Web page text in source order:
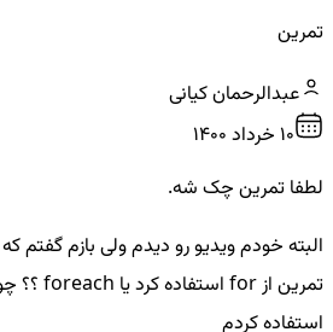
تمرین
عبدالرحمان کیانی
10 خرداد ۱۴۰۰
لطفا تمرین چک شه.
البته خودم ویدیو رو دیدم ولی بازم گفتم که
استفاده کردم